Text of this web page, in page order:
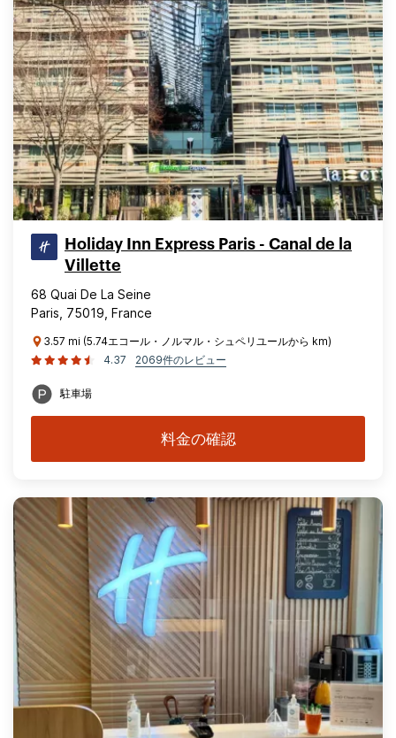
Holiday Inn Express Paris - Canal de la
Villette
68 Quai De La Seine
Paris, 75019, France
3.57 mi (5.74エコール・ノルマル・シュペリユールから km)
4.37
2069件のレビュー
駐車場
料金の確認